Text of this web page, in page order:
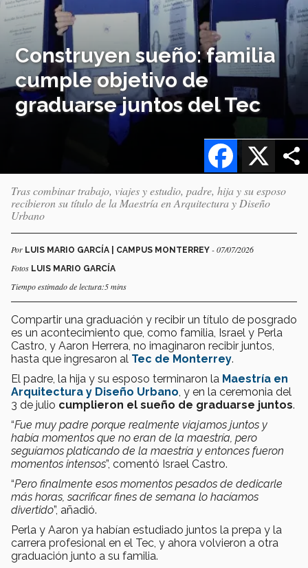
Construyen sueño: familia
cumple objetivo de
graduarse juntos del Tec
X
Facebook
Tras combinar trabajo, viajes y estudio, padre, hija y su esposo
recibieron su título de la Maestría en Arquitectura y Diseño
Urbano
Por LUIS MARIO GARCÍA | CAMPUS MONTERREY - 07/07/2026
Fotos LUIS MARIO GARCÍA
Tiempo estimado de lectura:5 mins
Compartir una graduación y recibir un título de posgrado
es un acontecimiento que, como familia, Israel y Perla
Castro, y Aaron Herrera, no imaginaron recibir juntos,
hasta que ingresaron al Tec de Monterrey.
El padre, la hija y su esposo terminaron la Maestría en
Arquitectura y Diseño Urbano , y en la ceremonia del
3 de julio cumplieron el sueño de graduarse juntos.
“Fue muy padre porque realmente viajamos juntos y
había momentos que no eran de la maestría, pero
seguíamos platicando de la maestría y entonces fueron
momentos intensos”, comentó Israel Castro.
“Pero finalmente esos momentos pesados de dedicarle
más horas, sacrificar fines de semana lo hacíamos
divertido”, añadió.
Perla y Aaron ya habían estudiado juntos la prepa y la
carrera profesional en el Tec, y ahora volvieron a otra
graduación junto a su familia.